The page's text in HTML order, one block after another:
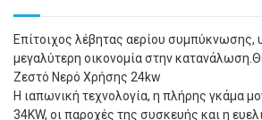
Επίτοιχος λέβητας αερίου συμπύκνωσης,
μεγαλύτερη οικονομία στην
Ζεστό Νερό Χρήσης 24kw
Η ιαπωνική τεχνολογία, η πλήρης γκάμα
34KW, οι παροχές της συσκευής και η